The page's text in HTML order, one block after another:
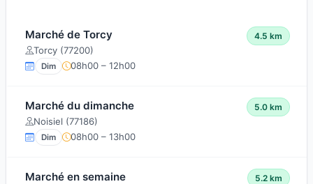
Marché de Torcy
Torcy (77200)
4.5 km
Dim 08h00 – 12h00
Marché du dimanche
Noisiel (77186)
5.0 km
Dim 08h00 – 13h00
Marché en semaine 5.2 km